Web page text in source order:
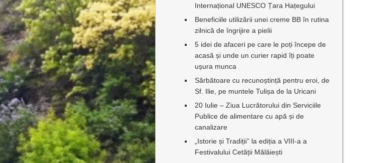
Internațional UNESCO Țara Hațegului
Beneficiile utilizării unei creme BB în rutina
zilnică de îngrijire a pielii
5 idei de afaceri pe care le poți începe de
acasă și unde un curier rapid îți poate
ușura munca
Sărbătoare cu recunoștință pentru eroi, de
Sf. Ilie, pe muntele Tulișa de la Uricani
20 Iulie – Ziua Lucrătorului din Serviciile
Publice de alimentare cu apă și de
canalizare
„Istorie și Tradiții” la ediția a VIII-a a
Festivalului Cetății Mălăiești